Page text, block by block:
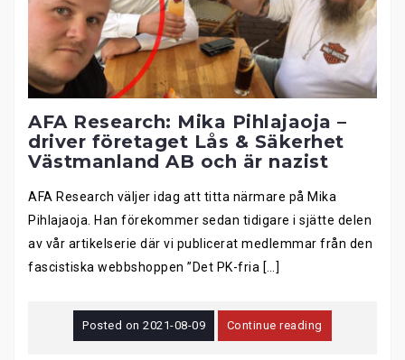
AFA Research: Mika Pihlajaoja –
driver företaget Lås & Säkerhet
Västmanland AB och är nazist
AFA Research väljer idag att titta närmare på Mika
Pihlajaoja. Han förekommer sedan tidigare i sjätte delen
av vår artikelserie där vi publicerat medlemmar från den
fascistiska webbshoppen ”Det PK-fria […]
Posted on2021-08-09 Continue reading